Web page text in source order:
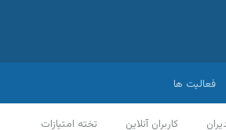
کاربران آنلاین تخته امتیازات
فعالیت ها